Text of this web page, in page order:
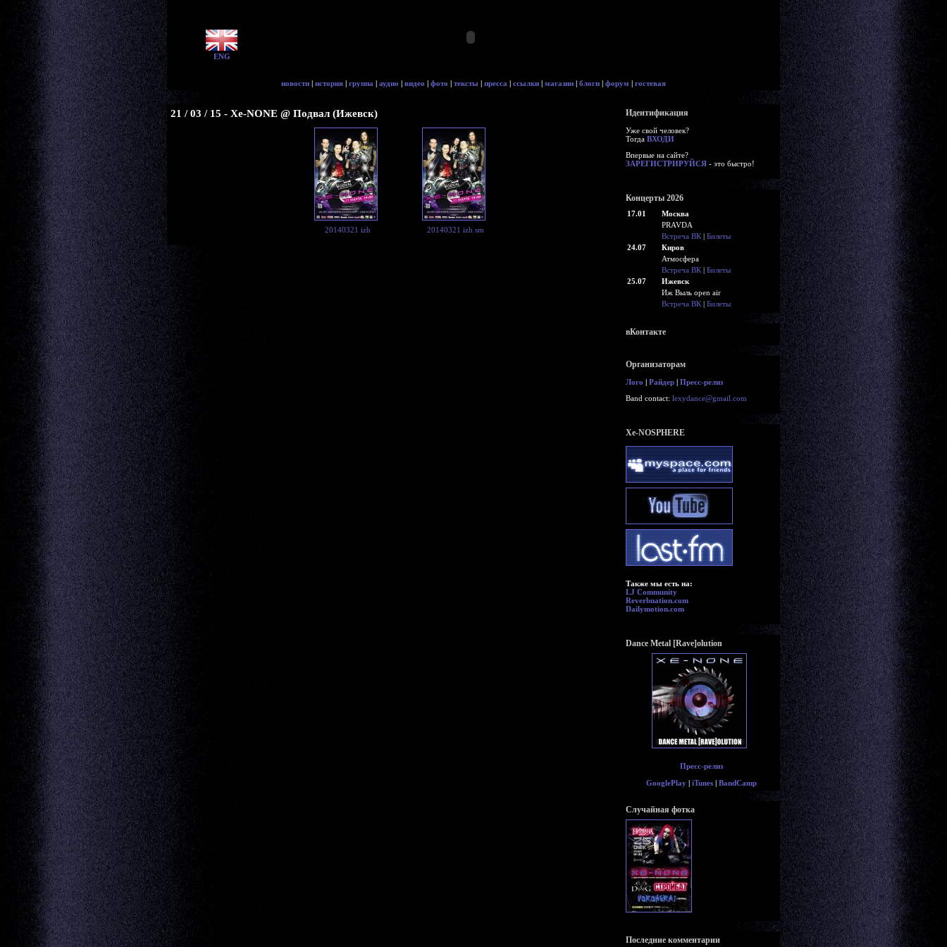
ENG
новости | история | группа | аудио | видео | фото | тексты | пресса | ссылки | магазин | блоги | форум | гостевая
21 / 03 / 15 - Xe-NONE @ Подвал (Ижевск)
20140321 izh 20140321 izh sm
Идентификация
Уже свой человек?
Тогда ВХОДИ
Впервые на сайте?
ЗАРЕГИСТРИРУЙСЯ - это быстро!
Концерты 2026
17.01
Москва
PRAVDA
Встреча ВК | Билеты
24.07
Киров
Атмосфера
Встреча ВК | Билеты
25.07
Ижевск
Иж Выль open air
Встреча ВК | Билеты
вКонтакте
Организаторам
Лого | Райдер | Пресс-релиз
Band contact: lexydance@gmail.com
Xe-NOSPHERE
Также мы есть на:
LJ Community
Reverbnation.com
Dailymotion.com
Dance Metal [Rave]olution
Пресс-релиз
GooglePlay| iTunes| BandCamp
Случайная фотка
Последние комментарии